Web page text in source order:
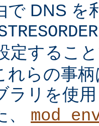
で DNS を
定するこ
れらの事
ラリを使
、